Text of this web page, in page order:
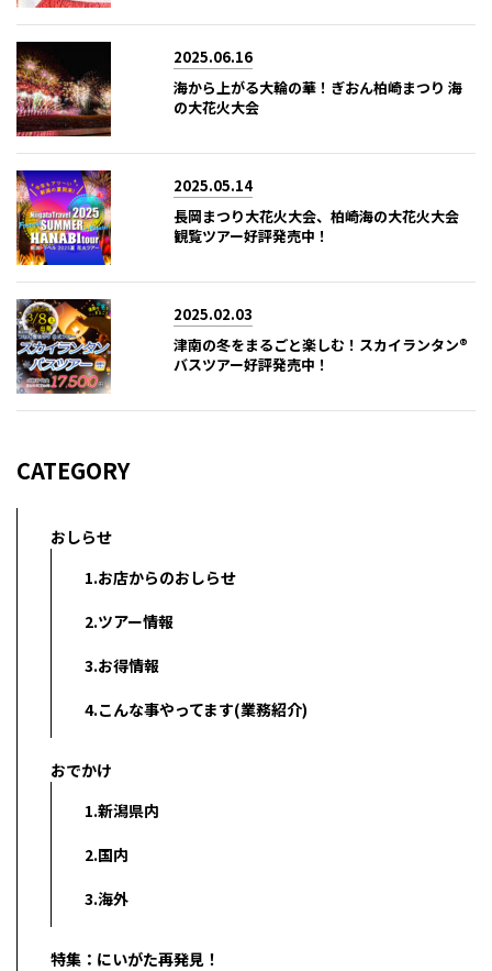
2025.06.16
海から上がる大輪の華！ぎおん柏崎まつり 海
の大花火大会
2025.05.14
長岡まつり大花火大会、柏崎海の大花火大会
観覧ツアー好評発売中！
2025.02.03
津南の冬をまるごと楽しむ！スカイランタン®
バスツアー好評発売中！
CATEGORY
おしらせ
1.お店からのおしらせ
2.ツアー情報
3.お得情報
4.こんな事やってます(業務紹介)
おでかけ
1.新潟県内
2.国内
3.海外
特集：にいがた再発見！